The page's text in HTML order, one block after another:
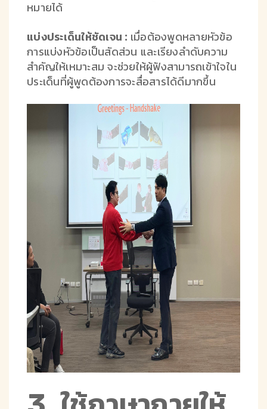
หมายได้
แบ่งประเด็นให้ชัดเจน : เมื่อต้องพูดหลายหัวข้อ
การแบ่งหัวข้อเป็นสัดส่วน และเรียงลำดับความ
สำคัญให้เหมาะสม จะช่วยให้ผู้ฟังสามารถเข้าใจใน
ประเด็นที่ผู้พูดต้องการจะสื่อสารได้ดีมากขึ้น